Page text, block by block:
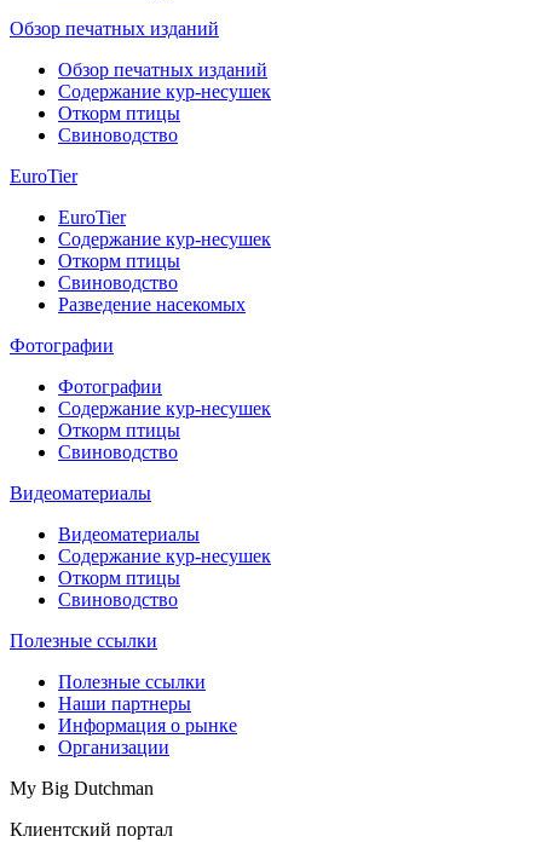
Обзор печатных изданий
Обзор печатных изданий
Содержание кур-несушек
Откорм птицы
Свиноводство
EuroTier
EuroTier
Содержание кур-несушек
Откорм птицы
Свиноводство
Разведение насекомых
Фотографии
Фотографии
Содержание кур-несушек
Откорм птицы
Свиноводство
Видеоматериалы
Видеоматериалы
Содержание кур-несушек
Откорм птицы
Свиноводство
Полезные ссылки
Полезные ссылки
Наши партнеры
Информация о рынке
Организации
My Big Dutchman
Клиентский портал